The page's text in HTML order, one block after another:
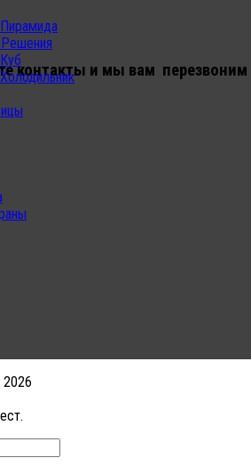
контакты и мы вам перезвоним
2026